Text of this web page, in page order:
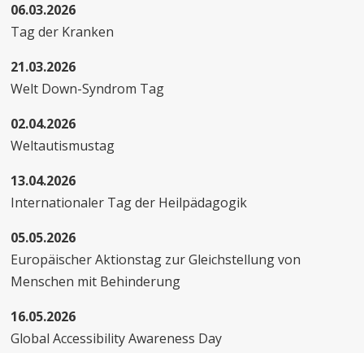
06.03.2026
Tag der Kranken
21.03.2026
Welt Down-Syndrom Tag
02.04.2026
Weltautismustag
13.04.2026
Internationaler Tag der Heilpädagogik
05.05.2026
Europäischer Aktionstag zur Gleichstellung von
Menschen mit Behinderung
16.05.2026
Global Accessibility Awareness Day